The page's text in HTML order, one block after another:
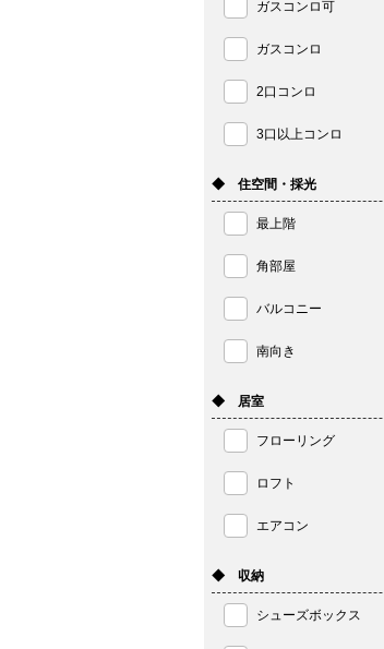
ガスコンロ可
ガスコンロ
2口コンロ
3口以上コンロ
◆ 住空間・採光
最上階
角部屋
バルコニー
南向き
◆ 居室
フローリング
ロフト
エアコン
◆ 収納
シューズボックス